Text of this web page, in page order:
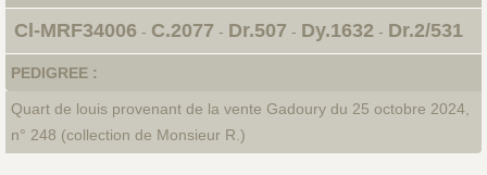
Cl-MRF34006 - C.2077 - Dr.507 - Dy.1632 - Dr.2/531
PEDIGREE :
Quart de louis provenant de la vente Gadoury du 25 octobre 2024,
n° 248 (collection de Monsieur R.)